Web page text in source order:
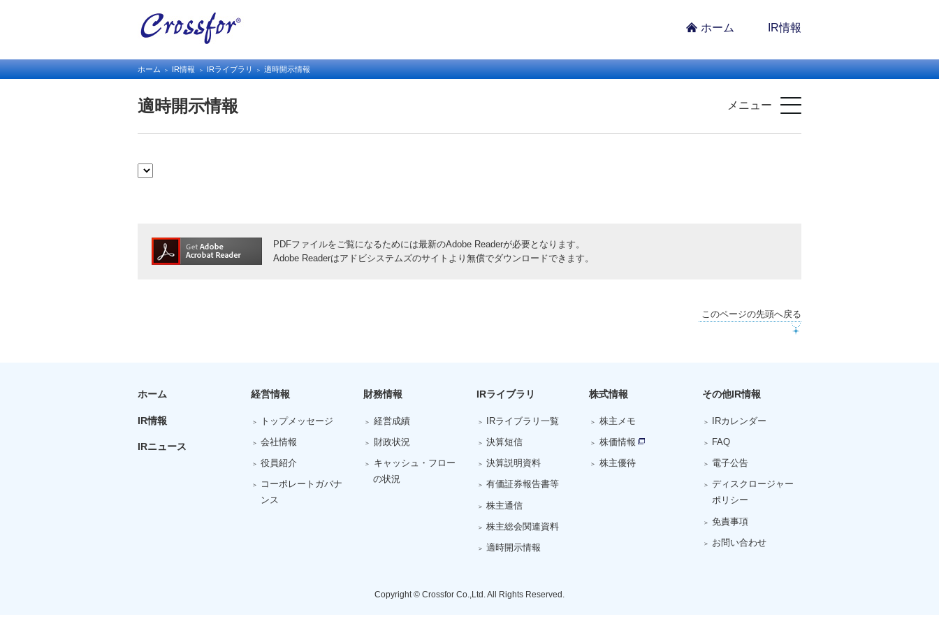
ホーム IR情報
ホーム IR情報 IRライブラリ 適時開示情報
適時開示情報 メニュー
PDFファイルをご覧になるためには最新のAdobe Readerが必要となります。
Adobe Readerはアドビシステムズのサイトより無償でダウンロードできます。
このページの先頭へ戻る
ホーム
IR情報
IRニュース
経営情報
トップメッセージ
会社情報
役員紹介
コーポレートガバナ
ンス
財務情報
経営成績
財政状況
キャッシュ・フロー
の状況
IRライブラリ
IRライブラリ一覧
決算短信
決算説明資料
有価証券報告書等
株主通信
株主総会関連資料
適時開示情報
株式情報
株主メモ
株価情報
株主優待
その他IR情報
IRカレンダー
FAQ
電子公告
ディスクロージャー
ポリシー
免責事項
お問い合わせ
Copyright © Crossfor Co.,Ltd. All Rights Reserved.